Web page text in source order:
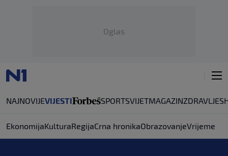
Oglas
NAJNOVIJEVIJESTI SPORTSVIJETMAGAZINZDRAVLJE
EkonomijaKulturaRegijaCrna hronikaObrazovanjeVrijeme